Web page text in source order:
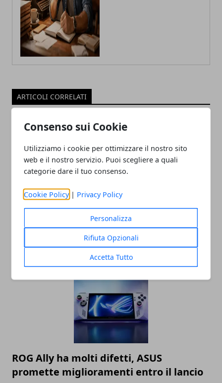
Consenso sui Cookie
Utilizziamo i cookie per ottimizzare il nostro sito
web e il nostro servizio. Puoi scegliere a quali
categorie dare il tuo consenso.
Cookie Policy | Privacy Policy
Personalizza
Rifiuta Opzionali
Accetta Tutto
ARTICOLI CORRELATI
Come Funziona Google Analytics 4:
cambiamenti e consigli per
31/08/2023
ROG Ally ha molti difetti, ASUS
promette miglioramenti entro il lancio